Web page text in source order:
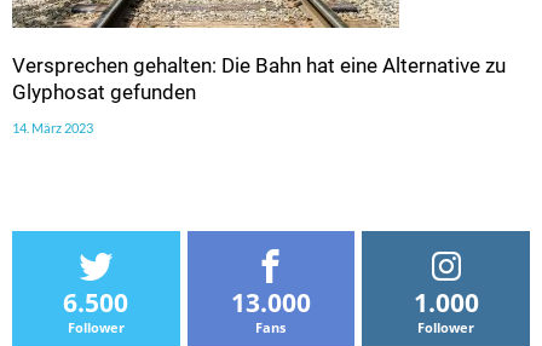
Versprechen gehalten: Die Bahn hat eine Alternative zu
Glyphosat gefunden
14. März 2023
6.500
Follower
13.000
Fans
1.000
Follower